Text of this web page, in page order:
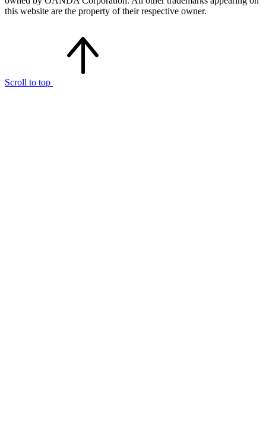
this website are the property of their respective owner.
Scroll to top